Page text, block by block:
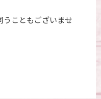
うこともございませ